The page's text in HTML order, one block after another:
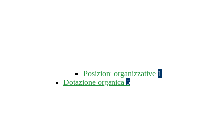
Posizioni organizzative 1
Dotazione organica 5